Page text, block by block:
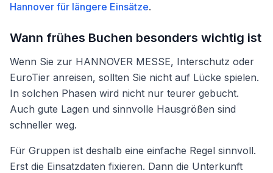
Hannover für längere Einsätze.
Wann frühes Buchen besonders wichtig ist
Wenn Sie zur HANNOVER MESSE, Interschutz oder
EuroTier anreisen, sollten Sie nicht auf Lücke spielen.
In solchen Phasen wird nicht nur teurer gebucht.
Auch gute Lagen und sinnvolle Hausgrößen sind
schneller weg.
Für Gruppen ist deshalb eine einfache Regel sinnvoll.
Erst die Einsatzdaten fixieren. Dann die Unterkunft